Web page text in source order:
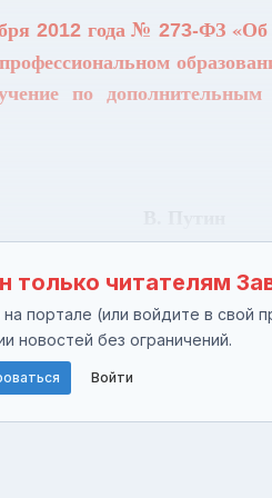
2012года № 273-ФЗ «Об
по
Путин
только читателям
портале (или войдите в свой
новостей без ограничений.
Войти